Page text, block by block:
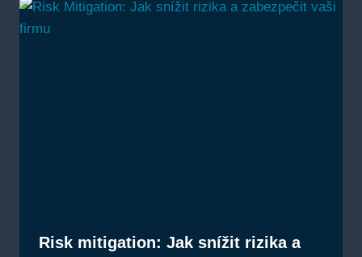
Risk mitigation: Jak snížit rizika a